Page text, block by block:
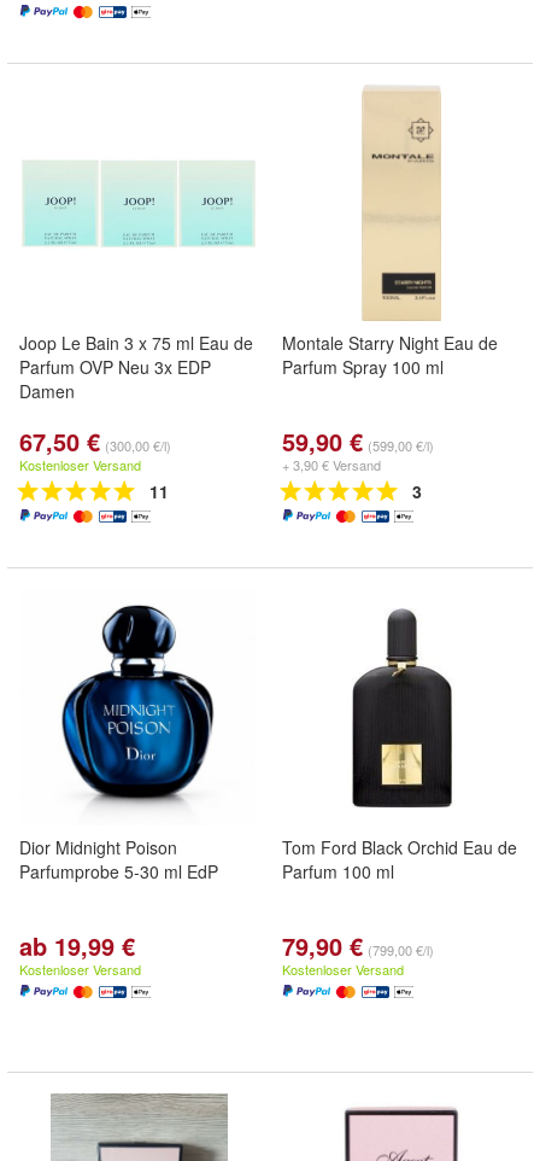
Joop Le Bain 3 x 75 ml Eau de
Parfum OVP Neu 3x EDP
Damen
67,50 € (300,00 €/l)
Kostenloser Versand
11
Montale Starry Night Eau de
Parfum Spray 100 ml
59,90 € (599,00 €/l)
+ 3,90 € Versand
3
Dior Midnight Poison
Parfumprobe 5-30 ml EdP
ab 19,99 €
Kostenloser Versand
Tom Ford Black Orchid Eau de
Parfum 100 ml
79,90 € (799,00 €/l)
Kostenloser Versand